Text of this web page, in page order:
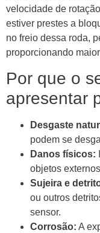
velocidade de
estiver prestes a
no freio dessa roda,
proporcionando
Por que o
apresentar
Desgaste
podem se
Danos físicos:
objetos
Sujeira e
ou outros
sensor.
Corrosão: A